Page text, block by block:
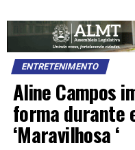
ENTRETENIMENTO
Aline Campos
forma durante
‘Maravilhosa ‘